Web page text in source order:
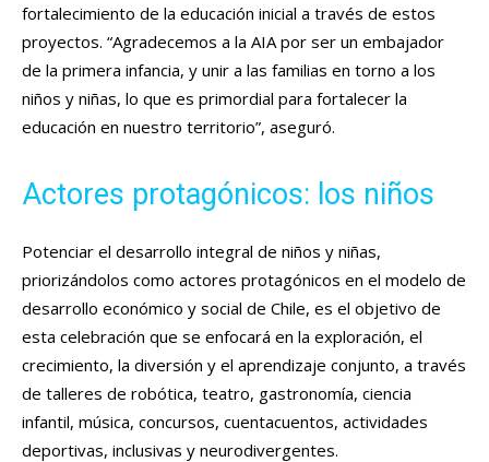
fortalecimiento de la educación inicial a través de estos
proyectos. “Agradecemos a la AIA por ser un embajador
de la primera infancia, y unir a las familias en torno a los
niños y niñas, lo que es primordial para fortalecer la
educación en nuestro territorio”, aseguró.
Actores protagónicos: los niños
Potenciar el desarrollo integral de niños y niñas,
priorizándolos como actores protagónicos en el modelo de
desarrollo económico y social de Chile, es el objetivo de
esta celebración que se enfocará en la exploración, el
crecimiento, la diversión y el aprendizaje conjunto, a través
de talleres de robótica, teatro, gastronomía, ciencia
infantil, música, concursos, cuentacuentos, actividades
deportivas, inclusivas y neurodivergentes.